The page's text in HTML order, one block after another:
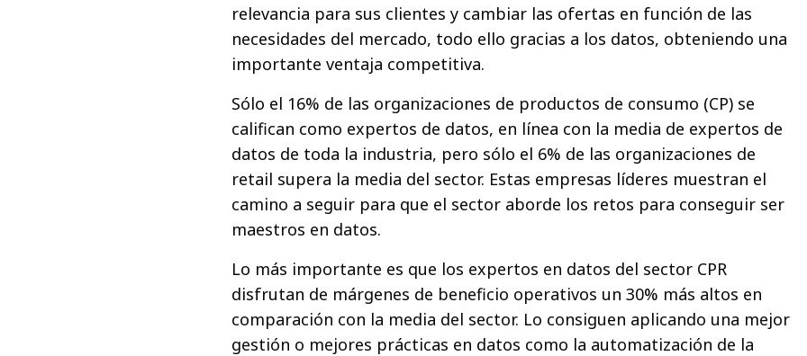
relevancia para sus clientes y cambiar las ofertas en función de las
necesidades del mercado, todo ello gracias a los datos, obteniendo una
importante ventaja competitiva.
Sólo el 16% de las organizaciones de productos de consumo (CP) se
califican como expertos de datos, en línea con la media de expertos de
datos de toda la industria, pero sólo el 6% de las organizaciones de
retail supera la media del sector. Estas empresas líderes muestran el
camino a seguir para que el sector aborde los retos para conseguir ser
maestros en datos.
Lo más importante es que los expertos en datos del sector CPR
disfrutan de márgenes de beneficio operativos un 30% más altos en
comparación con la media del sector. Lo consiguen aplicando una mejor
gestión o mejores prácticas en datos como la automatización de la